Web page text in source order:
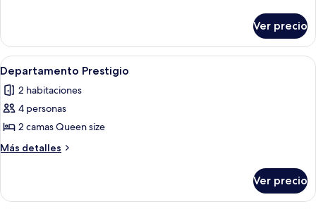
Confort
Ver precio
Abrir
todas
las
fotos
de
Departamento
Una sala de estar moderna con una
13
Departamento Prestigio
2 habitaciones
4 personas
2 camas Queen size
Más detalles
Más
Prestigio
Ver precio